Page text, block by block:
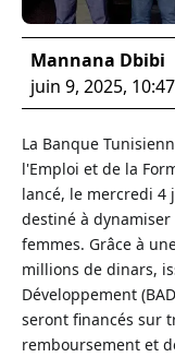
Mannana Dbibi
juin 9, 2025,
La Banque
l'Emploi et de la
lancé, le mercredi
destiné à
femmes. Grâce à
millions de dinars,
Développement
seront financés sur
remboursement et